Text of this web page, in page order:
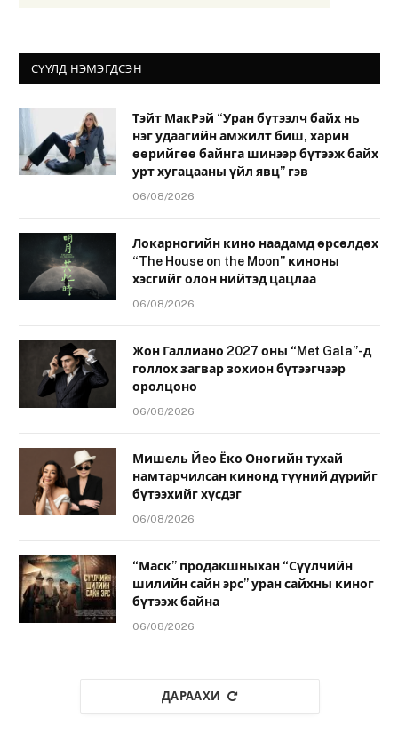
СҮҮЛД НЭМЭГДСЭН
Тэйт МакРэй “Уран бүтээлч байх нь
нэг удаагийн амжилт биш, харин
өөрийгөө байнга шинээр бүтээж байх
урт хугацааны үйл явц” гэв
06/08/2026
Локарногийн кино наадамд өрсөлдөх
“The House on the Moon” киноны
хэсгийг олон нийтэд цацлаа
06/08/2026
Жон Галлиано 2027 оны “Met Gala”-д
голлох загвар зохион бүтээгчээр
оролцоно
06/08/2026
Мишель Йео Ёко Оногийн тухай
намтарчилсан кинонд түүний дүрийг
бүтээхийг хүсдэг
06/08/2026
“Маск” продакшныхан “Сүүлчийн
шилийн сайн эрс” уран сайхны киног
бүтээж байна
06/08/2026
ДАРААХИ